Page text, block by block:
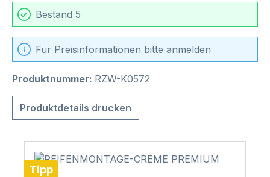
Bestand 5
Für Preisinformationen bitte anmelden
Produktnummer: RZW-K0572
Produktdetails drucken
Tipp